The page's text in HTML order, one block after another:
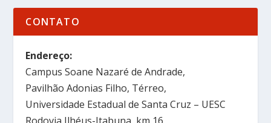
CONTATO
Endereço:
Campus Soane Nazaré de Andrade,
Pavilhão Adonias Filho, Térreo,
Universidade Estadual de Santa Cruz – UESC